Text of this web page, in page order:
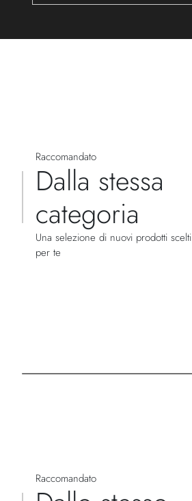
Raccomandato
Dalla stessa
categoria
Una selezione di nuovi prodotti scelti
per te
Raccomandato